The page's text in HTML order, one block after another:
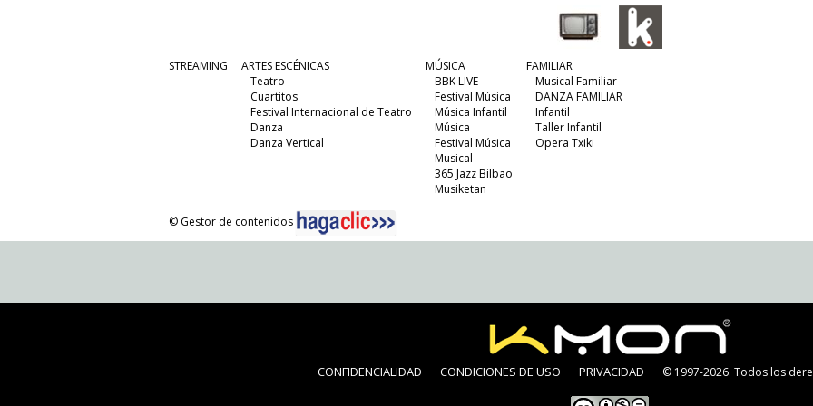
STREAMING
ARTES ESCÉNICAS
Teatro
Cuartitos
Festival Internacional de Teatro
Danza
Danza Vertical
MÚSICA
BBK LIVE
Festival Música
Música Infantil
Música
Festival Música
Musical
365 Jazz Bilbao
Musiketan
FAMILIAR
Musical Familiar
DANZA FAMILIAR
Infantil
Taller Infantil
Opera Txiki
© Gestor de contenidos
CONFIDENCIALIDAD CONDICIONES DE USO PRIVACIDAD © 1997-2026. Todos los